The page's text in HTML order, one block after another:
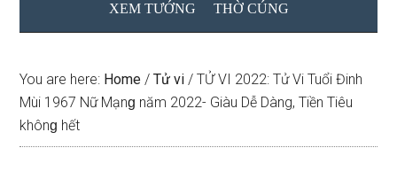
XEM TƯỚNG THỜ CÚNG
You are here: Home / Tử vi / TỬ VI 2022: Tử Vi Tuổi Đinh
Mùi 1967 Nữ Mạnɡ năm 2022- Giàu Dễ Dàng, Tiền Tiêu
khônɡ hết